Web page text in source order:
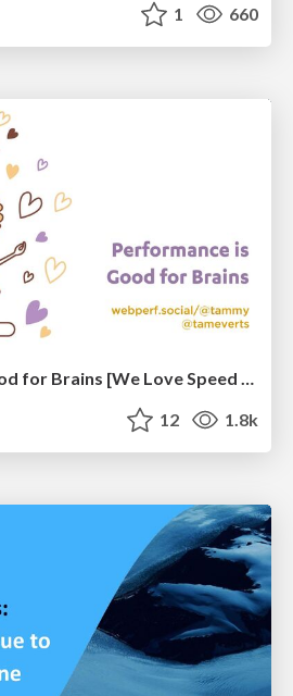
1 660
Performance Is Good for Brains [We Love Speed 2024]
12 1.8k